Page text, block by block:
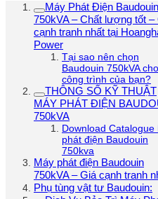
Máy Phát Điện Baudouin
750kVA – Chất lượng tốt –
cạnh tranh nhất tại
Power
Tại sao nên chọn
Baudouin 750kVA cho
công trình của bạn?
THÔNG SỐ KỸ THUẬT
MÁY PHÁT ĐIỆN
750kVA
Download Catalogue
phát điện Baudouin
750kva
Máy phát điện Baudouin
750kVA – Giá cạnh tranh
Phụ tùng vật tư Baudouin: